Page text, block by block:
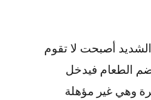
أصبحت لا تقوم
الطعام فيدخل
وهي غير مؤهلة